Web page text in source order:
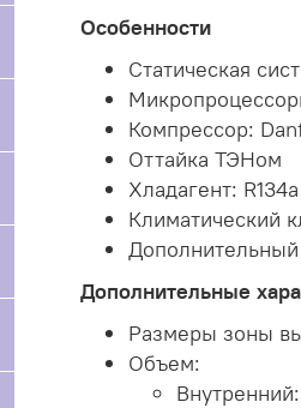
Особенности
Статическая
Компрессор:
Оттайка ТЭНом
Хладагент:
Климатический
Дополнительные
Размеры зоны
Объем: